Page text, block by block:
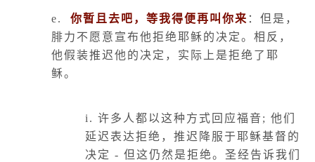
e. 你暂且去吧，等我得便再叫你来 ：但是，
腓力不愿意宣布他拒绝耶稣的决定。相反，
他假装推迟他的决定，实际上是拒绝了耶
稣。
i. 许多人都以这种方式回应福音; 他们
延迟表达拒绝，推迟降服于耶稣基督的
决定 - 但这仍然是拒绝。圣经告诉我们